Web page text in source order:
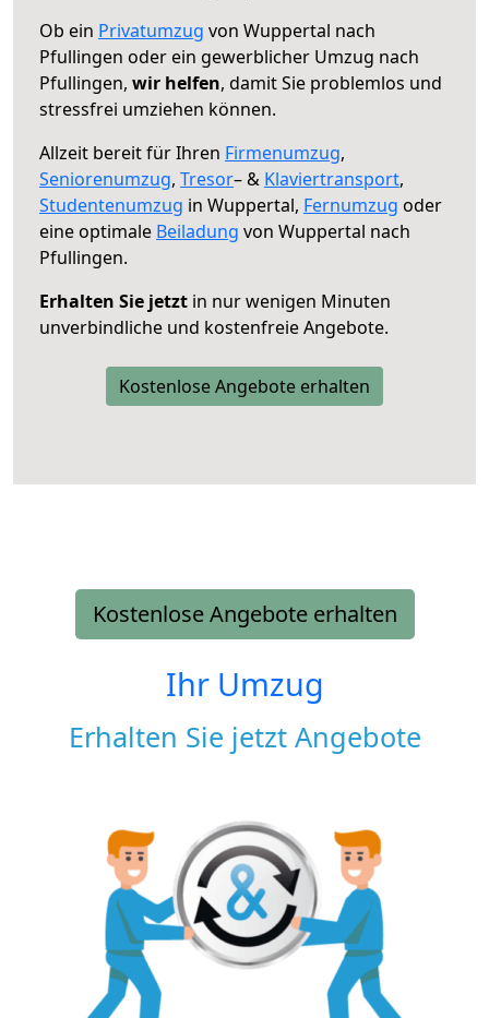
Ob ein Privatumzug von Wuppertal nach
Pfullingen oder ein gewerblicher Umzug nach
Pfullingen, wir helfen, damit Sie problemlos und
stressfrei umziehen können.
Allzeit bereit für Ihren Firmenumzug,
Seniorenumzug, Tresor– & Klaviertransport,
Studentenumzug in Wuppertal, Fernumzug oder
eine optimale Beiladung von Wuppertal nach
Pfullingen.
Erhalten Sie jetzt in nur wenigen Minuten
unverbindliche und kostenfreie Angebote.
Kostenlose Angebote erhalten
Kostenlose Angebote erhalten
Ihr Umzug
Erhalten Sie jetzt Angebote